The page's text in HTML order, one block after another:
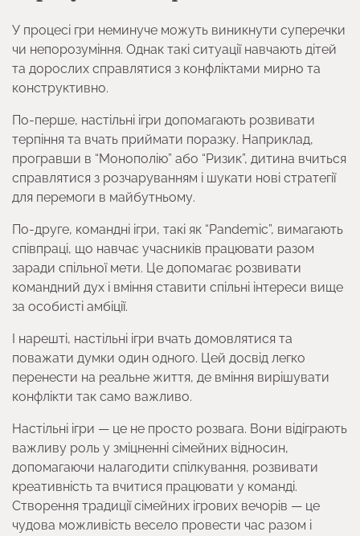
У процесі гри неминуче можуть виникнути суперечки
чи непорозуміння. Однак такі ситуації навчають дітей
та дорослих справлятися з конфліктами мирно та
конструктивно.
По-перше, настільні ігри допомагають розвивати
терпіння та вчать приймати поразку. Наприклад,
програвши в “Монополію” або “Ризик”, дитина вчиться
справлятися з розчаруванням і шукати нові стратегії
для перемоги в майбутньому.
По-друге, командні ігри, такі як “Pandemic”, вимагають
співпраці, що навчає учасників працювати разом
заради спільної мети. Це допомагає розвивати
командний дух і вміння ставити спільні інтереси вище
за особисті амбіції.
І нарешті, настільні ігри вчать домовлятися та
поважати думки один одного. Цей досвід легко
перенести на реальне життя, де вміння вирішувати
конфлікти так само важливо.
Настільні ігри — це не просто розвага. Вони відіграють
важливу роль у зміцненні сімейних відносин,
допомагаючи налагодити спілкування, розвивати
креативність та вчитися працювати у команді.
Створення традиції сімейних ігрових вечорів — це
чудова можливість весело провести час разом і